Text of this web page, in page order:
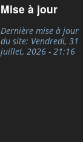
Mise à jour
Dernière mise à jour
du site: Vendredi, 31
juillet, 2026 - 21:16